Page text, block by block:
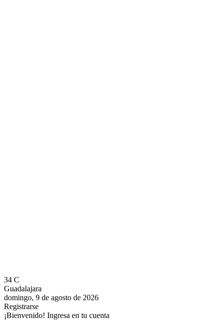
34 C
Guadalajara
domingo, 9 de agosto de 2026
Registrarse
¡Bienvenido! Ingresa en tu cuenta